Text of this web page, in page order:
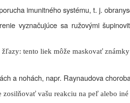
imunitného systému, t. j.
vyznačujúce sa ružovými
tento liek môže maskovať
a nohách, napr. Raynaudova
zosilňovať vašu reakciu na peľ alebo